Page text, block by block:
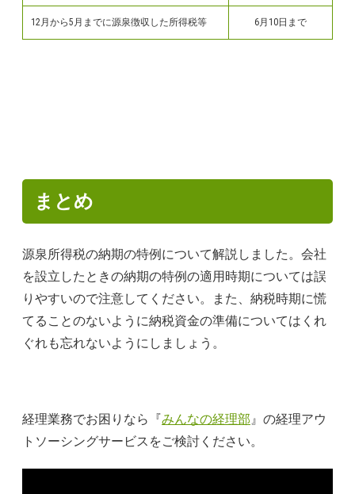
12月から5月までに源泉徴収した所得税等 6月10日まで
まとめ
源泉所得税の納期の特例について解説しました。会社
を設立したときの納期の特例の適用時期については誤
りやすいので注意してください。また、納税時期に慌
てることのないように納税資金の準備についてはくれ
ぐれも忘れないようにしましょう。
経理業務でお困りなら『みんなの経理部』の経理アウ
トソーシングサービスをご検討ください。